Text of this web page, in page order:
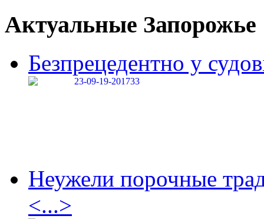
Актуальные Запорожье
Безпрецедентно у
Неужели порочные
<...>